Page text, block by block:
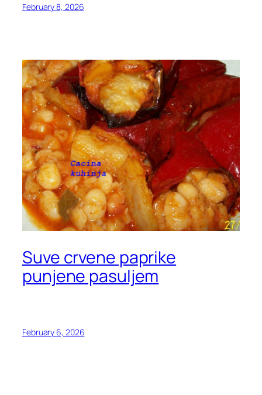
February 8, 2026
Suve crvene paprike
punjene pasuljem
February 6, 2026